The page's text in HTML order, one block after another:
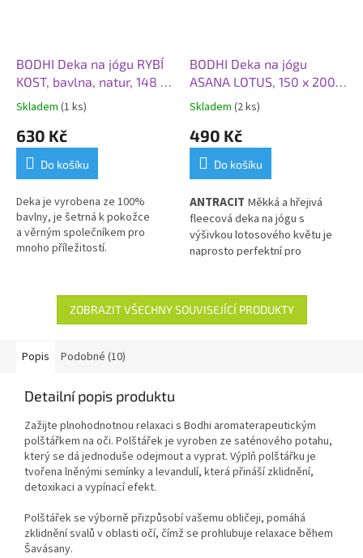
BODHI Deka na jógu RYBÍ
KOST, bavlna, natur, 148 x
215 cm
Skladem (1 ks)
630 Kč
Do košíku
Deka je vyrobena ze 100%
bavlny, je šetrná k pokožce
a věrným společníkem pro
mnoho příležitostí.
BODHI Deka na jógu
ASANA LOTUS, 150 x 200
cm, antracit
Skladem (2 ks)
490 Kč
Do košíku
ANTRACIT Měkká a hřejivá
fleecová deka na jógu s
výšivkou lotosového květuje
naprosto perfektní pro
můžete ji srolovat a začlenit do
své jógové praxe jako pomůcku.
ZOBRAZIT VŠECHNY SOUVISEJÍCÍ PRODUKTY
Popis Podobné (10)
Detailní popis produktu
Zažijte plnohodnotnou relaxaci s Bodhi aromaterapeutickým
polštářkem na oči. Polštářek je vyroben ze saténového potahu,
který se dá jednoduše odejmout a vyprat. Výplň polštářku je
tvořena lněnými semínky a levandulí, která přináší zklidnění,
detoxikaci a vypínací efekt.
Polštářek se výborně přizpůsobí vašemu obličeji, pomáhá
zklidnění svalů v oblasti očí, čímž se prohlubuje relaxace během
Šavásany.